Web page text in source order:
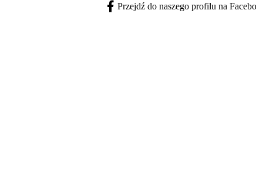
Facebook - otwiera się w nowej karcie
Przejdź do naszego profilu na